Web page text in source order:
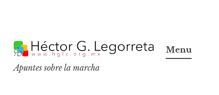
k
p
Apuntes sobre la marcha
Menu